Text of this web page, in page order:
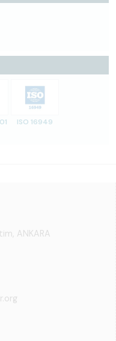
ISO 16949
ANKARA